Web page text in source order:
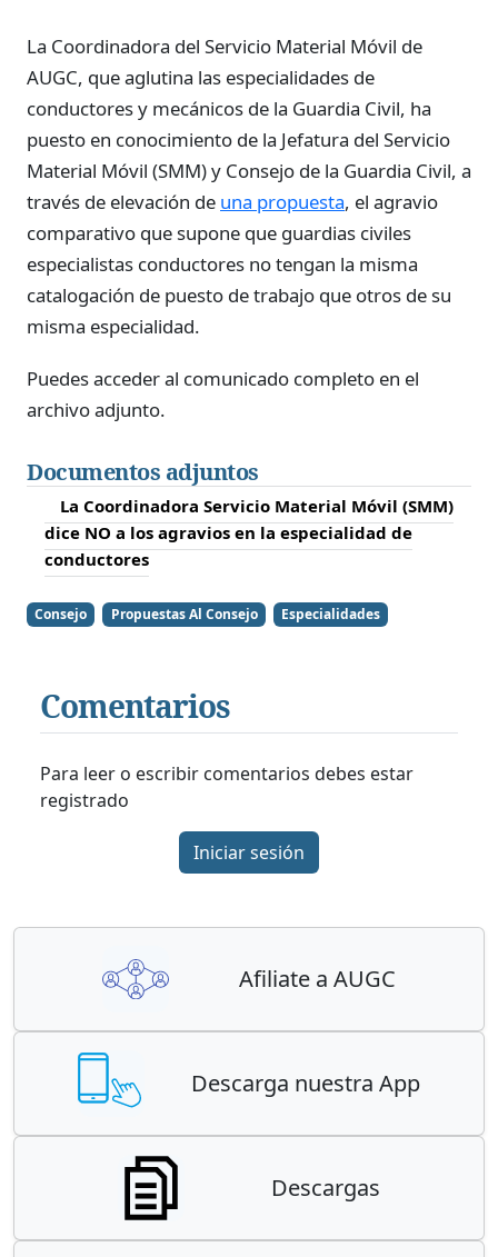
La Coordinadora del Servicio Material Móvil de
AUGC, que aglutina las especialidades de
conductores y mecánicos de la Guardia Civil, ha
puesto en conocimiento de la Jefatura del Servicio
Material Móvil (SMM) y Consejo de la Guardia Civil, a
través de elevación de una propuesta, el agravio
comparativo que supone que guardias civiles
especialistas conductores no tengan la misma
catalogación de puesto de trabajo que otros de su
misma especialidad.
Puedes acceder al comunicado completo en el
archivo adjunto.
Documentos adjuntos
La Coordinadora Servicio Material Móvil (SMM)
dice NO a los agravios en la especialidad de
conductores
Consejo Propuestas Al Consejo Especialidades
Comentarios
Para leer o escribir comentarios debes estar
registrado
Iniciar sesión
Afiliate a AUGC
Descarga nuestra App
Descargas